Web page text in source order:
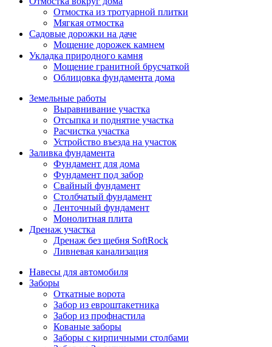
Отмостка из тротуарной плитки
Мягкая отмостка
Садовые дорожки на даче
Мощение дорожек камнем
Укладка природного камня
Мощение гранитной брусчаткой
Облицовка фундамента дома
Земельные работы
Выравнивание участка
Отсыпка и поднятие участка
Расчистка участка
Устройство въезда на участок
Заливка фундамента
Фундамент для дома
Фундамент под забор
Свайный фундамент
Столбчатый фундамент
Ленточный фундамент
Монолитная плита
Дренаж участка
Дренаж без щебня SoftRock
Ливневая канализация
Навесы для автомобиля
Заборы
Откатные ворота
Забор из евроштакетника
Забор из профнастила
Кованые заборы
Заборы с кирпичными столбами